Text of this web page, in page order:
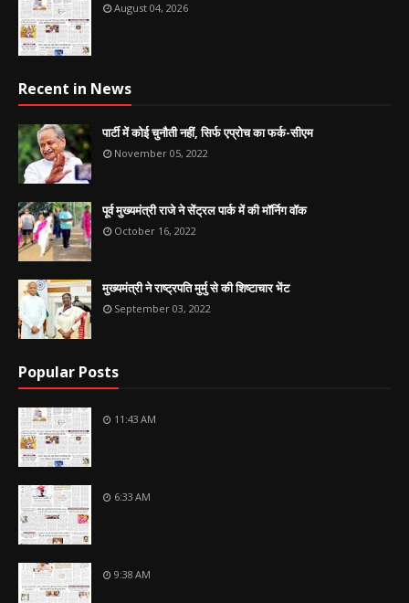
August 04, 2026
Recent in News
पार्टी में कोई चुनौती नहीं, सिर्फ एप्रोच का फर्क-सीएम
November 05, 2022
पूर्व मुख्यमंत्री राजे ने सेंट्रल पार्क में की मॉर्निग वॉक
October 16, 2022
मुख्यमंत्री ने राष्ट्रपति मुर्मु से की शिष्टाचार भेंट
September 03, 2022
Popular Posts
11:43 AM
6:33 AM
9:38 AM